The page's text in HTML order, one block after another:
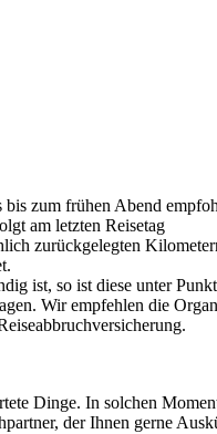
zum frühen Abend
am letzten Reisetag
zurückgelegten
ist, so ist diese unter
Wir empfehlen die
Dinge. In solchen
der Ihnen gerne